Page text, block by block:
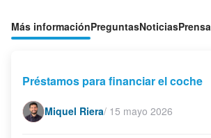
Más informaciónPreguntasNoticiasPrensa
Préstamos para financiar el coche
Miquel Riera/ 15 mayo 2026